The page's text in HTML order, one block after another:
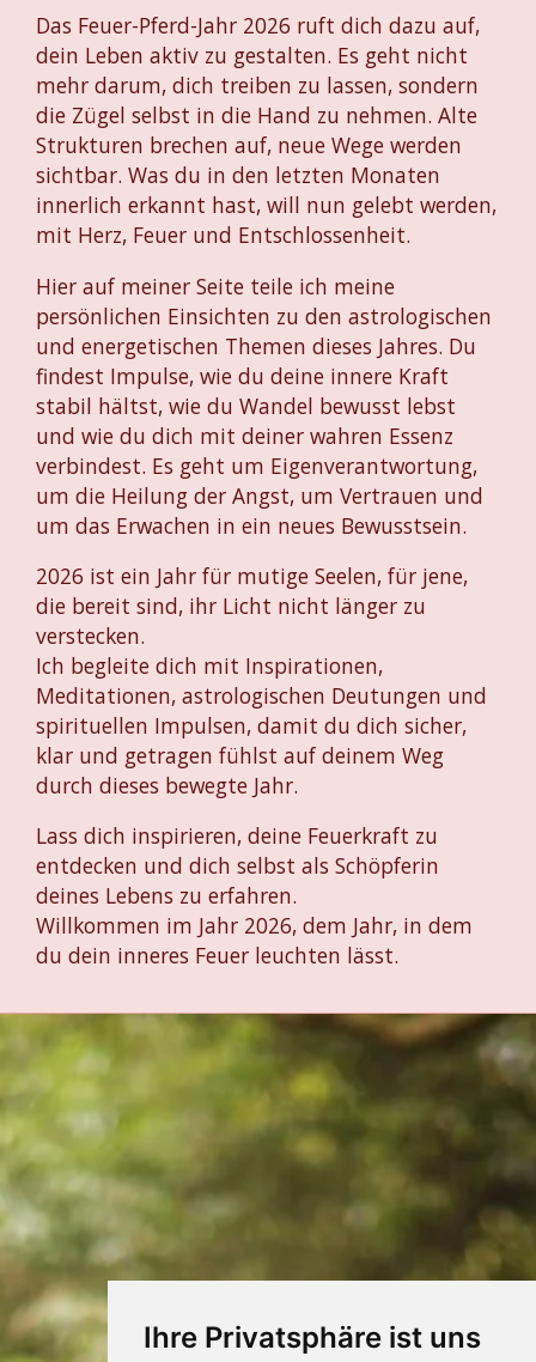
Ihre Privatsphäre ist uns
Das Feuer-Pferd-Jahr 2026 ruft dich dazu auf,
dein Leben aktiv zu gestalten. Es geht nicht
mehr darum, dich treiben zu lassen, sondern
die Zügel selbst in die Hand zu nehmen. Alte
Strukturen brechen auf, neue Wege werden
sichtbar. Was du in den letzten Monaten
innerlich erkannt hast, will nun gelebt werden,
mit Herz, Feuer und Entschlossenheit.
Hier auf meiner Seite teile ich meine
persönlichen Einsichten zu den astrologischen
und energetischen Themen dieses Jahres. Du
findest Impulse, wie du deine innere Kraft
stabil hältst, wie du Wandel bewusst lebst
und wie du dich mit deiner wahren Essenz
verbindest. Es geht um Eigenverantwortung,
um die Heilung der Angst, um Vertrauen und
um das Erwachen in ein neues Bewusstsein.
2026 ist ein Jahr für mutige Seelen, für jene,
die bereit sind, ihr Licht nicht länger zu
verstecken.
Ich begleite dich mit Inspirationen,
Meditationen, astrologischen Deutungen und
spirituellen Impulsen, damit du dich sicher,
klar und getragen fühlst auf deinem Weg
durch dieses bewegte Jahr.
Lass dich inspirieren, deine Feuerkraft zu
entdecken und dich selbst als Schöpferin
deines Lebens zu erfahren.
Willkommen im Jahr 2026, dem Jahr, in dem
du dein inneres Feuer leuchten lässt.